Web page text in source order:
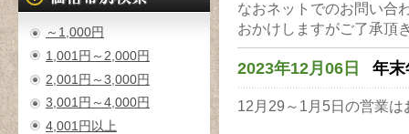
～1,000円
1,001円～2,000円
2,001円～3,000円
3,001円～4,000円
4,001円以上
なおネットでのお問い合
おかけしますがご了承頂
2023年12月06日 年
12月29～1月5日の営業